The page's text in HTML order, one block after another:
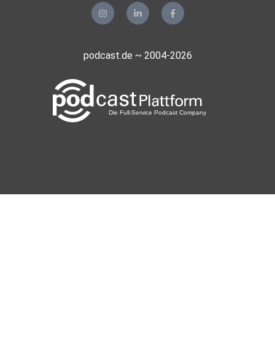
podcast.de ~ 2004-2026